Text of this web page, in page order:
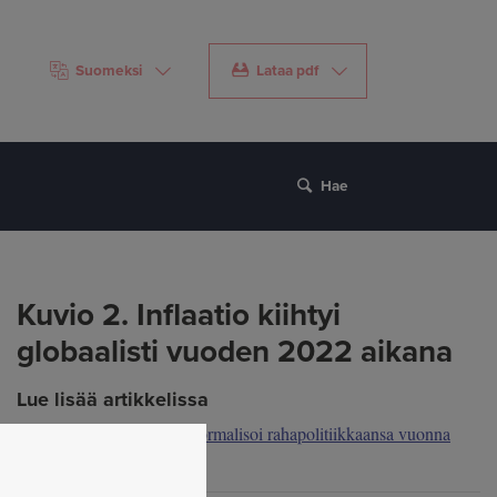
Suomeksi Lataa pdf
Hae
Kuvio 2. Inflaatio kiihtyi
globaalisti vuoden 2022 aikana
Lue lisää artikkelissa
Euroopan keskuspankki normalisoi rahapolitiikkaansa vuonna